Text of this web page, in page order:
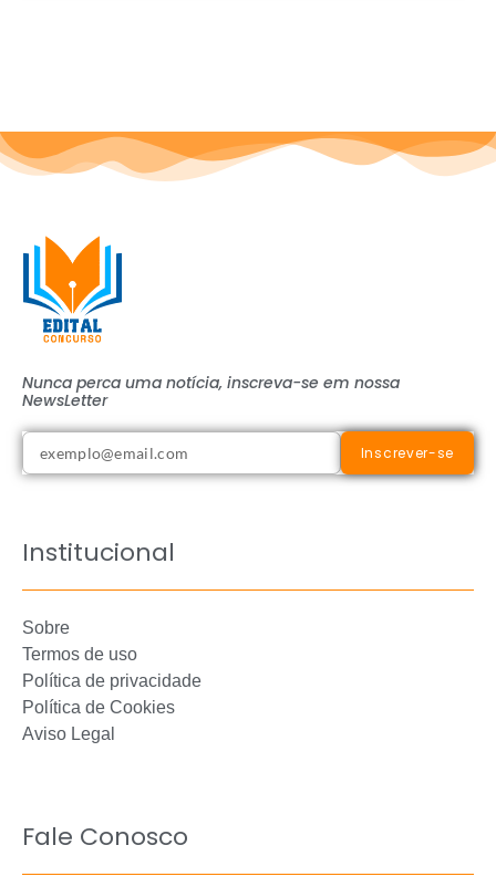
Nunca perca uma notícia, inscreva-se em nossa
NewsLetter
Inscrever-se
Institucional
Sobre
Termos de uso
Política de privacidade
Política de Cookies
Aviso Legal
Fale Conosco